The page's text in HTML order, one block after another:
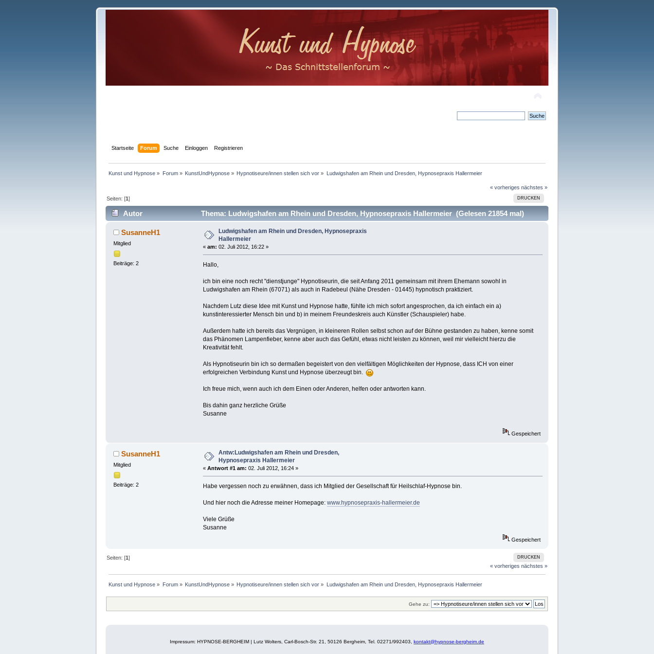
Startseite Forum Suche Einloggen Registrieren
Kunst und Hypnose » Forum» KunstUndHypnose» Hypnotiseure/innen stellen sich vor » Ludwigshafen am Rhein und Dresden, Hypnosepraxis Hallermeier
« vorheriges nächstes »
DRUCKEN
Seiten: [1]
Autor Thema: Ludwigshafen am Rhein und Dresden, Hypnosepraxis Hallermeier (Gelesen 21854 mal)
SusanneH1
Mitglied
Beiträge: 2
Ludwigshafen am Rhein und Dresden, Hypnosepraxis
Hallermeier
« am: 02. Juli 2012, 16:22 »
Hallo,
ich bin eine noch recht "dienstjunge" Hypnotiseurin, die seit Anfang 2011 gemeinsam mit ihrem Ehemann sowohl in
Ludwigshafen am Rhein (67071) als auch in Radebeul (Nähe Dresden - 01445) hypnotisch praktiziert.
Nachdem Lutz diese Idee mit Kunst und Hypnose hatte, fühlte ich mich sofort angesprochen, da ich einfach ein a)
kunstinteressierter Mensch bin und b) in meinem Freundeskreis auch Künstler (Schauspieler) habe.
Außerdem hatte ich bereits das Vergnügen, in kleineren Rollen selbst schon auf der Bühne gestanden zu haben, kenne somit
das Phänomen Lampenfieber, kenne aber auch das Gefühl, etwas nicht leisten zu können, weil mir vielleicht hierzu die
Kreativität fehlt.
Als Hypnotiseurin bin ich so dermaßen begeistert von den vielfältigen Möglichkeiten der Hypnose, dass ICH von einer
erfolgreichen Verbindung Kunst und Hypnose überzeugt bin.
Ich freue mich, wenn auch ich dem Einen oder Anderen, helfen oder antworten kann.
Bis dahin ganz herzliche Grüße
Susanne
Gespeichert
SusanneH1
Mitglied
Beiträge: 2
Antw:Ludwigshafen am Rhein und Dresden,
Hypnosepraxis Hallermeier
« Antwort #1 am: 02. Juli 2012, 16:24 »
Habe vergessen noch zu erwähnen, dass ich Mitglied der Gesellschaft für Heilschlaf-Hypnose bin.
Und hier noch die Adresse meiner Homepage: www.hypnosepraxis-hallermeier.de
Viele Grüße
Susanne
Gespeichert
DRUCKEN
Seiten: [1]
« vorheriges nächstes »
Kunst und Hypnose » Forum» KunstUndHypnose» Hypnotiseure/innen stellen sich vor » Ludwigshafen am Rhein und Dresden, Hypnosepraxis Hallermeier
Gehe zu:
Impressum: HYPNOSE-BERGHEIM | Lutz Wolters, Carl-Bosch-Str. 21, 50126 Bergheim, Tel. 02271/992403, kontakt@hypnose-bergheim.de